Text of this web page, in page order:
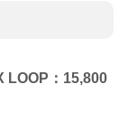
LOOP：15,800